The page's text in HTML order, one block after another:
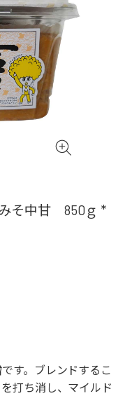
そ中甘 850ｇ *
す。ブレンドするこ
打ち消し、マイルド